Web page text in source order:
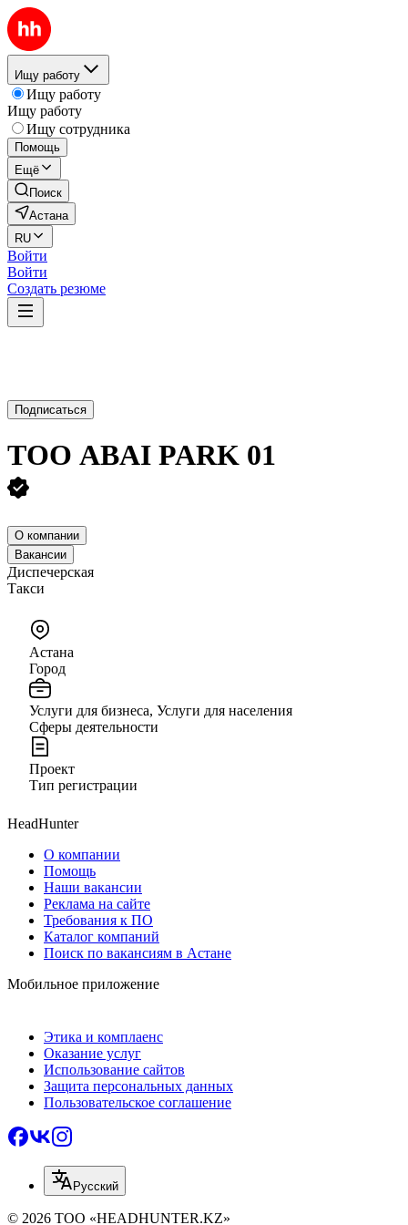
Ищу работу
Ищу работу
Ищу работу
Ищу сотрудника
Помощь
Ещё
Поиск
Астана
RU
Войти
Войти
Создать резюме
Подписаться
ТОО ABAI PARK 01
О компании
Вакансии
Диспечерская
Такси
Астана
Город
Услуги для бизнеса, Услуги для населения
Сферы деятельности
Проект
Тип регистрации
HeadHunter
О компании
Помощь
Наши вакансии
Реклама на сайте
Требования к ПО
Каталог компаний
Поиск по вакансиям в Астане
Мобильное приложение
Этика и комплаенс
Оказание услуг
Использование сайтов
Защита персональных данных
Пользовательское соглашение
Русский
© 2026 ТОО «HEADHUNTER.KZ»